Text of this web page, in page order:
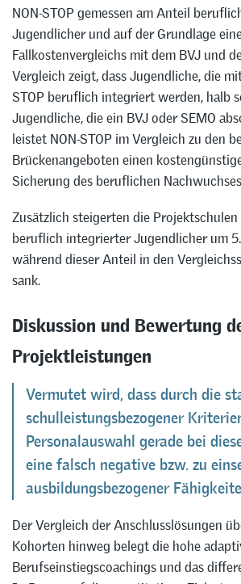
NON-STOP gemessen am Anteil
Jugendlicher und auf der Grundlage
Fallkostenvergleichs mit dem BVJ und
Vergleich zeigt, dass Jugendliche, die
STOP beruflich integriert werden, halb
Jugendliche, die ein BVJ oder SEMO
leistet NON-STOP im Vergleich zu den
Brückenangeboten einen
Sicherung des beruflichen
Zusätzlich steigerten die
beruflich integrierter Jugendlicher um
während dieser Anteil in den
sank.
Diskussion und Bewertung
Projektleistungen
Vermutet wird, dass durch die
schulleistungsbezogener
Personalauswahl gerade bei
eine falsch negative bzw. zu
ausbildungsbezogener
Der Vergleich der Anschlusslösungen
Kohorten hinweg belegt die hohe
Berufseinstiegscoachings und das